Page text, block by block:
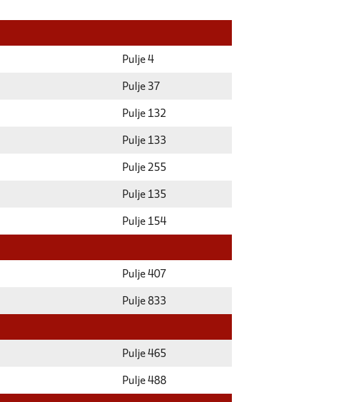
Pulje 4
Pulje 37
Pulje 132
Pulje 133
Pulje 255
Pulje 135
Pulje 154
Pulje 407
Pulje 833
Pulje 465
Pulje 488